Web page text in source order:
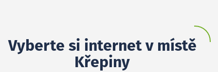
Vyberte si internet v místě
Křepiny